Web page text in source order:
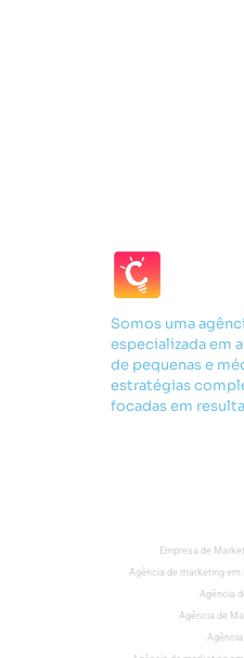
Somos uma
especializada em
de pequenas e
estratégias
focadas em
Empresa de
Agência de marketing em
Agência
Agência de
Agência